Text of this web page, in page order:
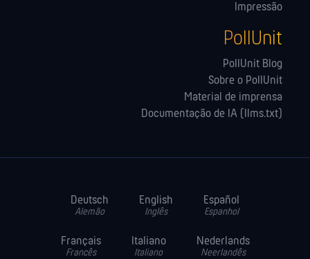
Impressão
PollUnit
PollUnit Blog
Sobre o PollUnit
Material de imprensa
Documentação de IA (llms.txt)
Deutsch
Alemão
English
Inglês
Español
Espanhol
Français
Francês
Italiano
Italiano
Nederlands
Neerlandês